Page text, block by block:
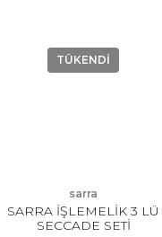
TÜKENDİ
sarra
SARRA İŞLEMELİK 3 LÜ
SECCADE SETİ